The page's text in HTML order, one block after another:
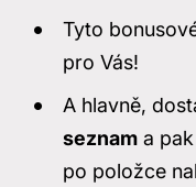
Tyto
pro Vás!
A hlavně,
seznam a
po položce